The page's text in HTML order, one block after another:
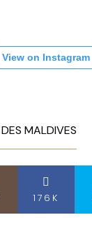
View on Instagram
MALDIVES
176K